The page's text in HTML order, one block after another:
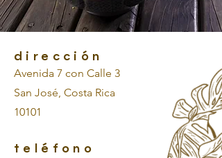
dirección
Avenida 7 con Calle 3
San José, Costa Rica
10101
teléfono